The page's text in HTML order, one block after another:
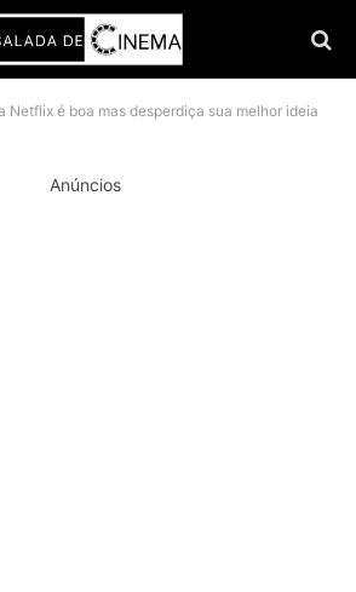
Netflix é boa mas desperdiça sua melhor ideia
Anúncios